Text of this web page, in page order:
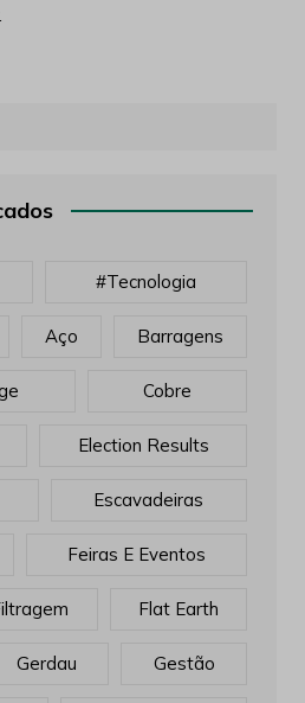
#tecnologia
Aço Barragens
Cobre
Election Results
Escavadeiras
Feiras E Eventos
Flat Earth
Gerdau Gestão